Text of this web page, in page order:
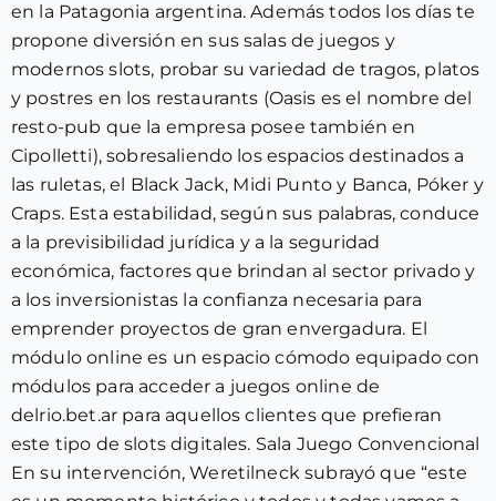
en la Patagonia argentina. Además todos los días te
propone diversión en sus salas de juegos y
modernos slots, probar su variedad de tragos, platos
y postres en los restaurants (Oasis es el nombre del
resto-pub que la empresa posee también en
Cipolletti), sobresaliendo los espacios destinados a
las ruletas, el Black Jack, Midi Punto y Banca, Póker y
Craps. Esta estabilidad, según sus palabras, conduce
a la previsibilidad jurídica y a la seguridad
económica, factores que brindan al sector privado y
a los inversionistas la confianza necesaria para
emprender proyectos de gran envergadura. El
módulo online es un espacio cómodo equipado con
módulos para acceder a juegos online de
delrio.bet.ar para aquellos clientes que prefieran
este tipo de slots digitales. Sala Juego Convencional
En su intervención, Weretilneck subrayó que “este